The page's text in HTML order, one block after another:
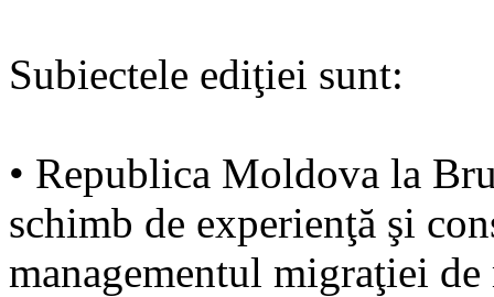
Subiectele ediţiei sunt:
• Republica Moldova la
schimb de experienţă şi
managementul migraţiei de